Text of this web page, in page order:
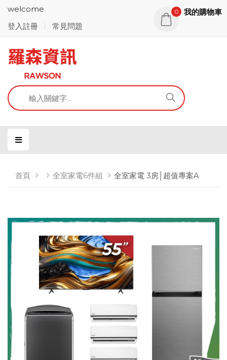
welcome
登入註冊
常見問題
0 我的購物車
首頁 全室家電6件組 全室家電 3房│超值專案A